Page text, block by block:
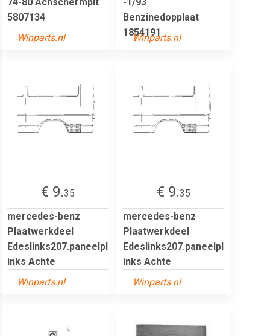
5807134
Winparts.nl
Benzinedopplaat
1854191
Winparts.nl
€ 9.35
mercedes-benz
Plaatwerkdeel
Edeslinks207.paneelpl
inks Achte
Winparts.nl
€ 9.35
mercedes-benz
Plaatwerkdeel
Edeslinks207.paneelpl
inks Achte
Winparts.nl